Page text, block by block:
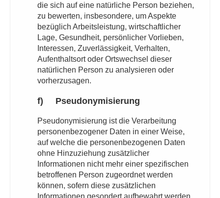
die sich auf eine natürliche Person beziehen,
zu bewerten, insbesondere, um Aspekte
bezüglich Arbeitsleistung, wirtschaftlicher
Lage, Gesundheit, persönlicher Vorlieben,
Interessen, Zuverlässigkeit, Verhalten,
Aufenthaltsort oder Ortswechsel dieser
natürlichen Person zu analysieren oder
vorherzusagen.
f) Pseudonymisierung
Pseudonymisierung ist die Verarbeitung
personenbezogener Daten in einer Weise,
auf welche die personenbezogenen Daten
ohne Hinzuziehung zusätzlicher
Informationen nicht mehr einer spezifischen
betroffenen Person zugeordnet werden
können, sofern diese zusätzlichen
Informationen gesondert aufbewahrt werden